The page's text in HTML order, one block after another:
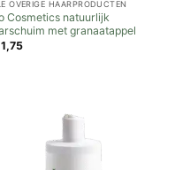
OVERIGE HAARPRODUCTEN
Cosmetics natuurlijk
met granaatappel